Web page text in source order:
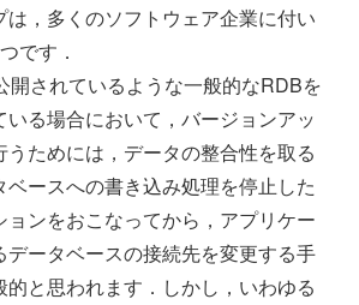
，多くのソフトウェア企業に付い
です．
開されているような一般的なRDBを
いる場合において，バージョンアッ
うためには，データの整合性を取る
ベースへの書き込み処理を停止した
ンをおこなってから，アプリケー
データベースの接続先を変更する手
的と思われます．しかし，いわゆる